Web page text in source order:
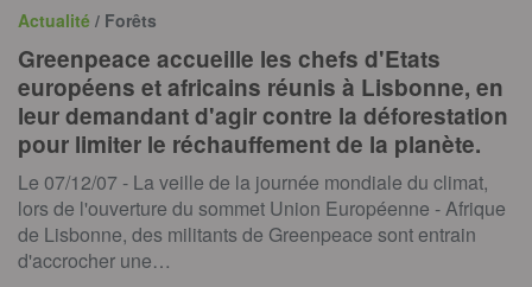
Actualité / Forêts
Greenpeace accueille les chefs d'Etats
européens et africains réunis à Lisbonne, en
leur demandant d'agir contre la déforestation
pour limiter le réchauffement de la planète.
Le 07/12/07 - La veille de la journée mondiale du climat,
lors de l'ouverture du sommet Union Européenne - Afrique
de Lisbonne, des militants de Greenpeace sont entrain
d'accrocher une…